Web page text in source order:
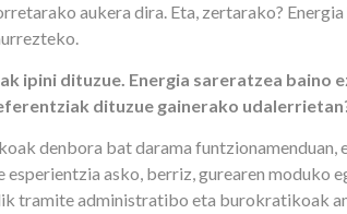
aukera dira. Eta, zertarako?
ipini dituzue. Energia sareratzea baino
dituzue gainerako
denbora bat darama funtzionamenduan,
asko, berriz, gurearen moduko
tramite administratibo eta burokratikoak